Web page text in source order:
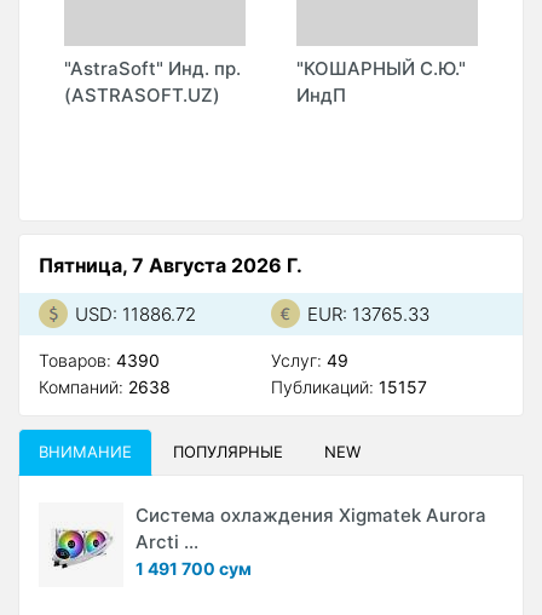
"AstraSoft" Инд. пр.
(ASTRASOFT.UZ)
"КОШАРНЫЙ С.Ю."
ИндП
Пятница, 7 Августа 2026 Г.
USD: 11886.72 EUR: 13765.33
Товаров: 4390
Компаний: 2638
Услуг: 49
Публикаций: 15157
ВНИМАНИЕ ПОПУЛЯРНЫЕ NEW
Система охлаждения Xigmatek Aurora
Arcti ...
1 491 700 сум